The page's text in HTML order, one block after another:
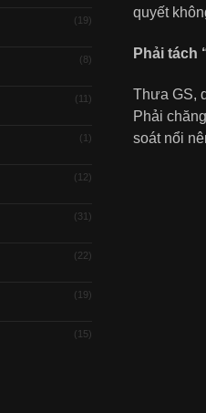
19
8
11
1
12
31
22
19
15
quyết
Phải tách
Thưa GS,
Phải
soát nổi